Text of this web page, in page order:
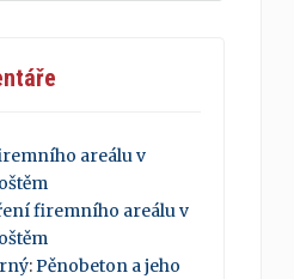
areálu v
firemního areálu v
:Pěnobeton a jeho